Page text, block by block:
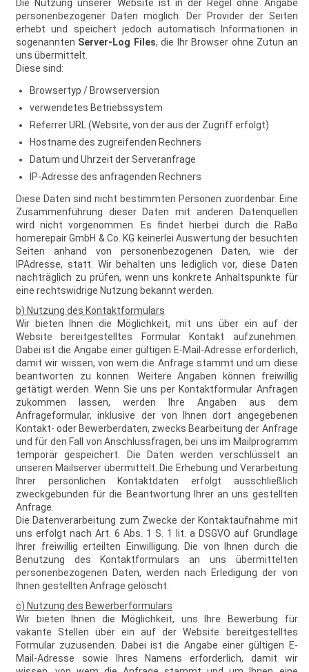
Die Nutzung unserer Website ist in der Regel ohne Angabe
personenbezogener Daten möglich. Der Provider der Seiten
erhebt und speichert jedoch automatisch Informationen in
sogenannten Server-Log Files, die Ihr Browser ohne Zutun an
uns übermittelt.
Diese sind:
Browsertyp / Browserversion
verwendetes Betriebssystem
Referrer URL (Website, von der aus der Zugriff erfolgt)
Hostname des zugreifenden Rechners
Datum und Uhrzeit der Serveranfrage
IP-Adresse des anfragenden Rechners
Diese Daten sind nicht bestimmten Personen zuordenbar. Eine
Zusammenführung dieser Daten mit anderen Datenquellen
wird nicht vorgenommen. Es findet hierbei durch die RaBo
homerepair GmbH & Co. KG keinerlei Auswertung der besuchten
Seiten anhand von personenbezogenen Daten, wie der
IPAdresse, statt. Wir behalten uns lediglich vor, diese Daten
nachträglich zu prüfen, wenn uns konkrete Anhaltspunkte für
eine rechtswidrige Nutzung bekannt werden.
b) Nutzung des Kontaktformulars
Wir bieten Ihnen die Möglichkeit, mit uns über ein auf der
Website bereitgestelltes Formular Kontakt aufzunehmen.
Dabei ist die Angabe einer gültigen E-Mail-Adresse erforderlich,
damit wir wissen, von wem die Anfrage stammt und um diese
beantworten zu können. Weitere Angaben können freiwillig
getätigt werden. Wenn Sie uns per Kontaktformular Anfragen
zukommen lassen, werden Ihre Angaben aus dem
Anfrageformular, inklusive der von Ihnen dort angegebenen
Kontakt- oder Bewerberdaten, zwecks Bearbeitung der Anfrage
und für den Fall von Anschlussfragen, bei uns im Mailprogramm
temporär gespeichert. Die Daten werden verschlüsselt an
unseren Mailserver übermittelt. Die Erhebung und Verarbeitung
Ihrer persönlichen Kontaktdaten erfolgt ausschließlich
zweckgebunden für die Beantwortung Ihrer an uns gestellten
Anfrage.
Die Datenverarbeitung zum Zwecke der Kontaktaufnahme mit
uns erfolgt nach Art. 6 Abs. 1 S. 1 lit. a DSGVO auf Grundlage
Ihrer freiwillig erteilten Einwilligung. Die von Ihnen durch die
Benutzung des Kontaktformulars an uns übermittelten
personenbezogenen Daten, werden nach Erledigung der von
Ihnen gestellten Anfrage gelöscht.
c) Nutzung des Bewerberformulars
Wir bieten Ihnen die Möglichkeit, uns Ihre Bewerbung für
vakante Stellen über ein auf der Website bereitgestelltes
Formular zuzusenden. Dabei ist die Angabe einer gültigen E-
Mail-Adresse sowie Ihres Namens erforderlich, damit wir